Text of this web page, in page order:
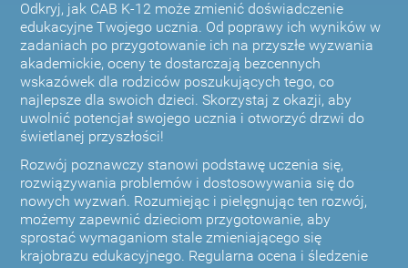
Odkryj, jak CAB K-12 może zmienić doświadczenie
edukacyjne Twojego ucznia. Od poprawy ich wyników w
zadaniach po przygotowanie ich na przyszłe wyzwania
akademickie, oceny te dostarczają bezcennych
wskazówek dla rodziców poszukujących tego, co
najlepsze dla swoich dzieci. Skorzystaj z okazji, aby
uwolnić potencjał swojego ucznia i otworzyć drzwi do
świetlanej przyszłości!
Rozwój poznawczy stanowi podstawę uczenia się,
rozwiązywania problemów i dostosowywania się do
nowych wyzwań. Rozumiejąc i pielęgnując ten rozwój,
możemy zapewnić dzieciom przygotowanie, aby
sprostać wymaganiom stale zmieniającego się
krajobrazu edukacyjnego. Regularna ocena i śledzenie